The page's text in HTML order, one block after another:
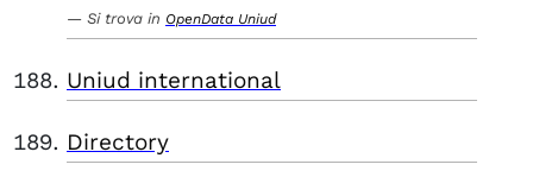
Si trova in OpenData Uniud
Uniud international
Directory